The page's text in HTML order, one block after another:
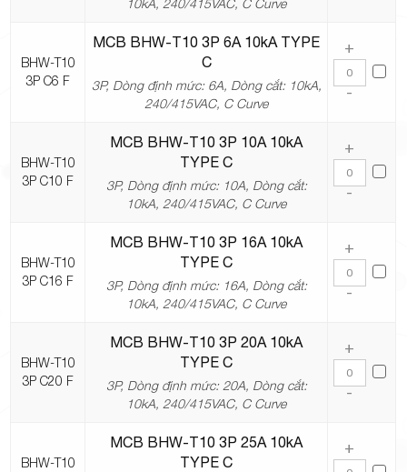
10kA, 240/415VAC, C Curve
BHW-T10
3P C6 F
MCB BHW-T10 3P 6A 10kA TYPE
C
3P, Dòng định mức: 6A, Dòng cắt: 10kA,
240/415VAC, C Curve
+
-
BHW-T10
3P C10 F
MCB BHW-T10 3P 10A 10kA
TYPE C
3P, Dòng định mức: 10A, Dòng cắt:
10kA, 240/415VAC, C Curve
+
-
BHW-T10
3P C16 F
MCB BHW-T10 3P 16A 10kA
TYPE C
3P, Dòng định mức: 16A, Dòng cắt:
10kA, 240/415VAC, C Curve
+
-
BHW-T10
3P C20 F
MCB BHW-T10 3P 20A 10kA
TYPE C
3P, Dòng định mức: 20A, Dòng cắt:
10kA, 240/415VAC, C Curve
+
-
BHW-T10
MCB BHW-T10 3P 25A 10kA
TYPE C
+